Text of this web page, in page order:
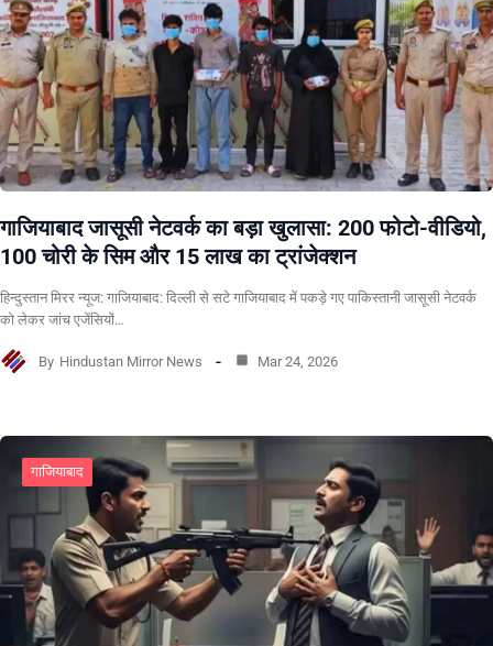
गाजियाबाद जासूसी नेटवर्क का बड़ा खुलासा: 200 फोटो-वीडियो,
100 चोरी के सिम और 15 लाख का ट्रांजेक्शन
हिन्दुस्तान मिरर न्यूज: गाजियाबाद: दिल्ली से सटे गाजियाबाद में पकड़े गए पाकिस्तानी जासूसी नेटवर्क
को लेकर जांच एजेंसियों…
By Hindustan Mirror News Mar 24, 2026
गाजियाबाद